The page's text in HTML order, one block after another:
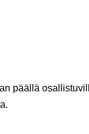
päällä